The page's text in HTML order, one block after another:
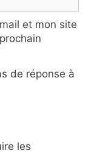
et mon site
de réponse à
les